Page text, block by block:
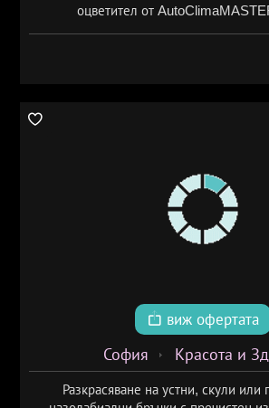
оцветител от
виж офертата
София Красота и
Разкрасяване на устни, скули или